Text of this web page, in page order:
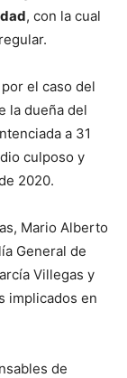
, con la cual
el caso del
la dueña del
a 31
culposo y
2020.​
Mario Alberto
General de
Villegas y
implicados en
de